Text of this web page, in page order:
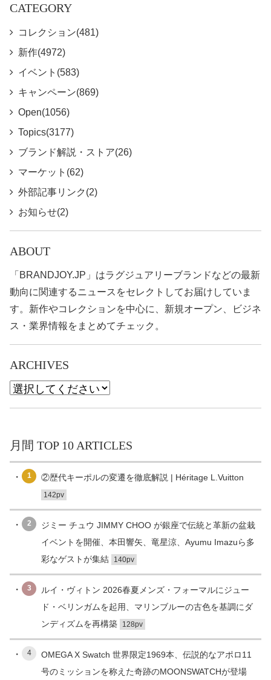
CATEGORY
コレクション(481)
新作(4972)
イベント(583)
キャンペーン(869)
Open(1056)
Topics(3177)
ブランド解説・ストア(26)
マーケット(62)
外部記事リンク(2)
お知らせ(2)
ABOUT
「BRANDJOY.JP」はラグジュアリーブランドなどの最新
動向に関連するニュースをセレクトしてお届けしていま
す。新作やコレクションを中心に、新規オープン、ビジネ
ス・業界情報をまとめてチェック。
ARCHIVES
月間 TOP 10 ARTICLES
1 ②歴代キーポルの変遷を徹底解説 | Héritage L.Vuitton
142pv
2
ジミー チュウ JIMMY CHOO が銀座で伝統と革新の盆栽
イベントを開催、本田響矢、竜星涼、Ayumu Imazuら多
彩なゲストが集結
140pv
3
ルイ・ヴィトン 2026春夏メンズ・フォーマルにジュー
ド・ベリンガムを起用、マリンブルーの古色を基調にダ
ンディズムを再構築
128pv
4
OMEGA X Swatch 世界限定1969本、伝説的なアポロ11
号のミッションを称えた奇跡のMOONSWATCHが登場